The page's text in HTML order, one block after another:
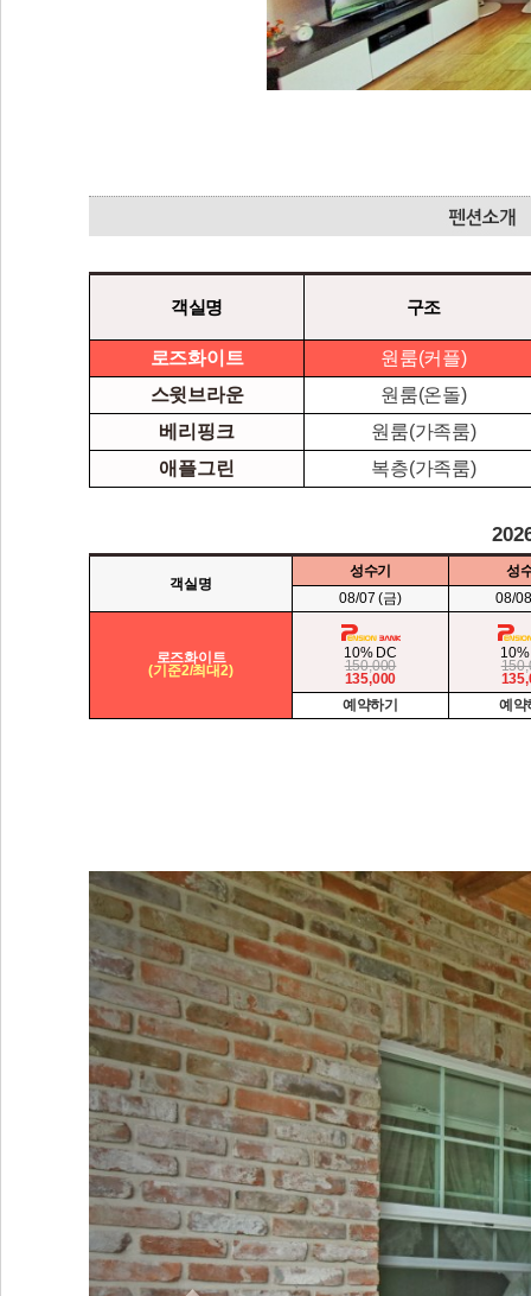
객실명 구조
로즈화이트
원룸(커플)
스윗브라운
원룸(온돌)
베리핑크
원룸(가족룸)
애플그린
복층(가족룸)